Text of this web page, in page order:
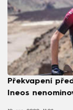
Překvapení
Ineos